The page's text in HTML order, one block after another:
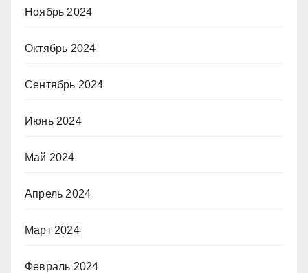
Ноябрь 2024
Октябрь 2024
Сентябрь 2024
Июнь 2024
Май 2024
Апрель 2024
Март 2024
Февраль 2024